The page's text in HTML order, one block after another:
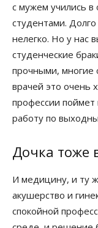
с мужем учились
студентами.
нелегко. Но у нас
студенческие
прочными, многие
врачей это очень
профессии
работу по
Дочка тоже
И медицину, и ту
акушерство и
спокойной